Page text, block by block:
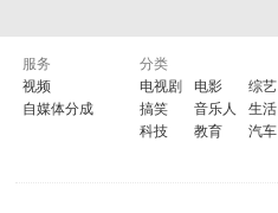
服务
视频
自媒体分成
分类
电视剧
电影 综艺
搞笑
音乐人 生活
科技
教育 汽车